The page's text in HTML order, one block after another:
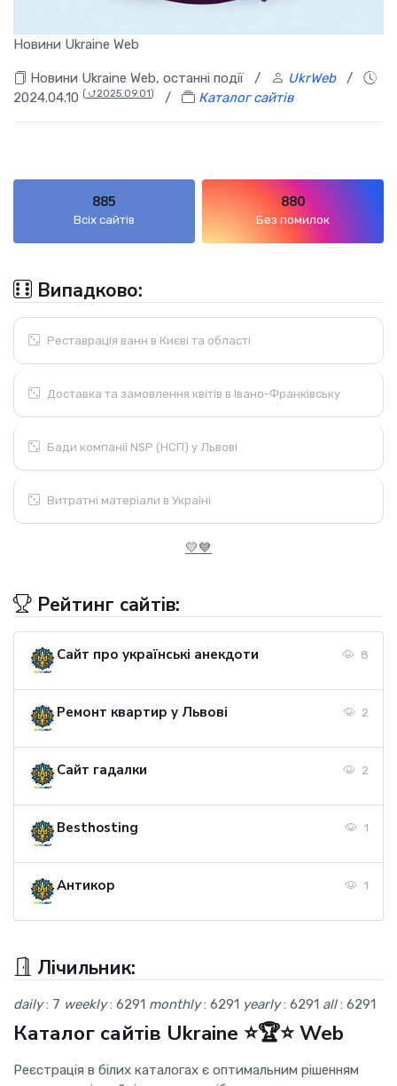
Новини Ukraine Web
Новини Ukraine Web, останні події / UkrWeb/
2024.04.10 ( ⮍2025.09.01) / Каталог сайтів
885
Всіх сайтів
880
Без помилок
Випадково:
Реставрація ванн в Києві та області
Доставка та замовлення квітів в Івано-Франківську
Бади компанії NSP (НСП) у Львові
Витратні матеріали в Україні
💛💙
Рейтинг сайтів:
Сайт про українські анекдоти 8
Ремонт квартир у Львові 2
Сайт гадалки 2
Besthosting 1
Антикор 1
Лічильник:
daily: 7 weekly: 6291 monthly: 6291 yearly: 6291 all: 6291
Каталог сайтів Ukraine ⭐🏆⭐ Web
Реєстрація в білих каталогах є оптимальним рішенням